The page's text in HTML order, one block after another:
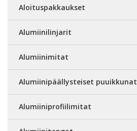
Aloituspakkaukset
Alumiinilinjarit
Alumiinimitat
Alumiinipäällysteiset puuikkunat
Alumiiniprofiilimitat